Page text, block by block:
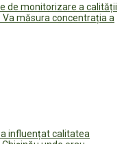
de monitorizare a calității
măsura concentrația a
a influențat calitatea